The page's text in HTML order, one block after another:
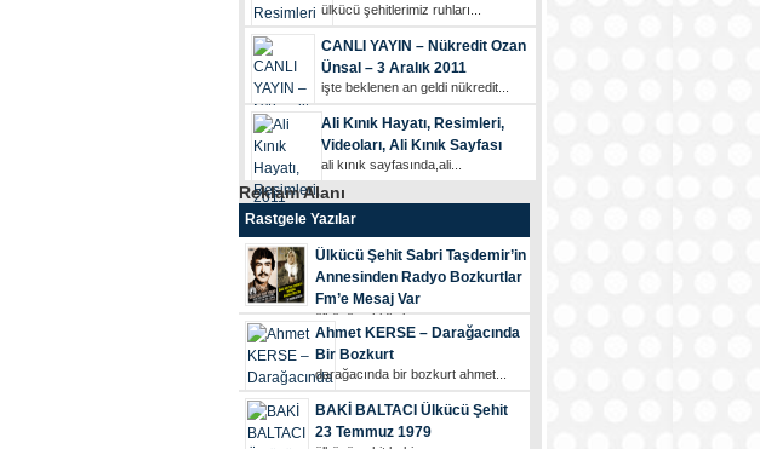
ülkücü şehi̇tleri̇mi̇z ruhları...
CANLI YAYIN – Nükredit Ozan
Ünsal – 3 Aralık 2011
i̇şte beklenen an geldi̇ nükredi̇t...
Ali Kınık Hayatı, Resimleri,
Videoları, Ali Kınık Sayfası
ali kınık sayfasında,ali...
Reklam Alanı
Rastgele Yazılar
Ülkücü Şehit Sabri Taşdemir’in
Annesinden Radyo Bozkurtlar
Fm’e Mesaj Var
ülkücü şehi̇di̇mi̇z...
Ahmet KERSE – Darağacında
Bir Bozkurt
darağacında bir bozkurt ahmet...
BAKİ BALTACI Ülkücü Şehit
23 Temmuz 1979